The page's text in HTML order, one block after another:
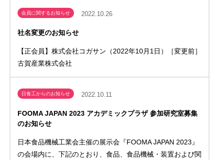
会員に関するお知らせ 2022.10.26
社名変更のお知らせ
【正会員】株式会社コガサン（2022年10月1日）［変更前］
古賀産業株式会社
日食工からのお知らせ 2022.10.11
FOOMA JAPAN 2023 アカデミックプラザ 参加研究室募集
のお知らせ
日本食品機械工業会主催の展示会『FOOMA JAPAN 2023』
の会場内に、下記のとおり、食品、食品機械・装置および関